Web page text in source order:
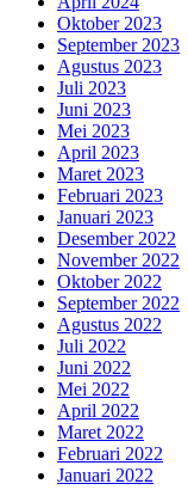
Oktober 2023
September 2023
Agustus 2023
Juli 2023
Juni 2023
Mei 2023
April 2023
Maret 2023
Februari 2023
Januari 2023
Desember 2022
November 2022
Oktober 2022
September 2022
Agustus 2022
Juli 2022
Juni 2022
Mei 2022
April 2022
Maret 2022
Februari 2022
Januari 2022